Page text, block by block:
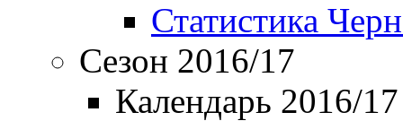
Статистика
Сезон 2016/17
Календарь 2016/17